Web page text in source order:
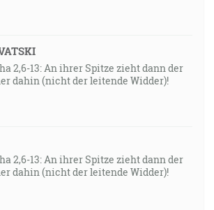
2,6-13: An ihrer Spitze zieht dann der
dahin (nicht der leitende Widder)!
2,6-13: An ihrer Spitze zieht dann der
dahin (nicht der leitende Widder)!